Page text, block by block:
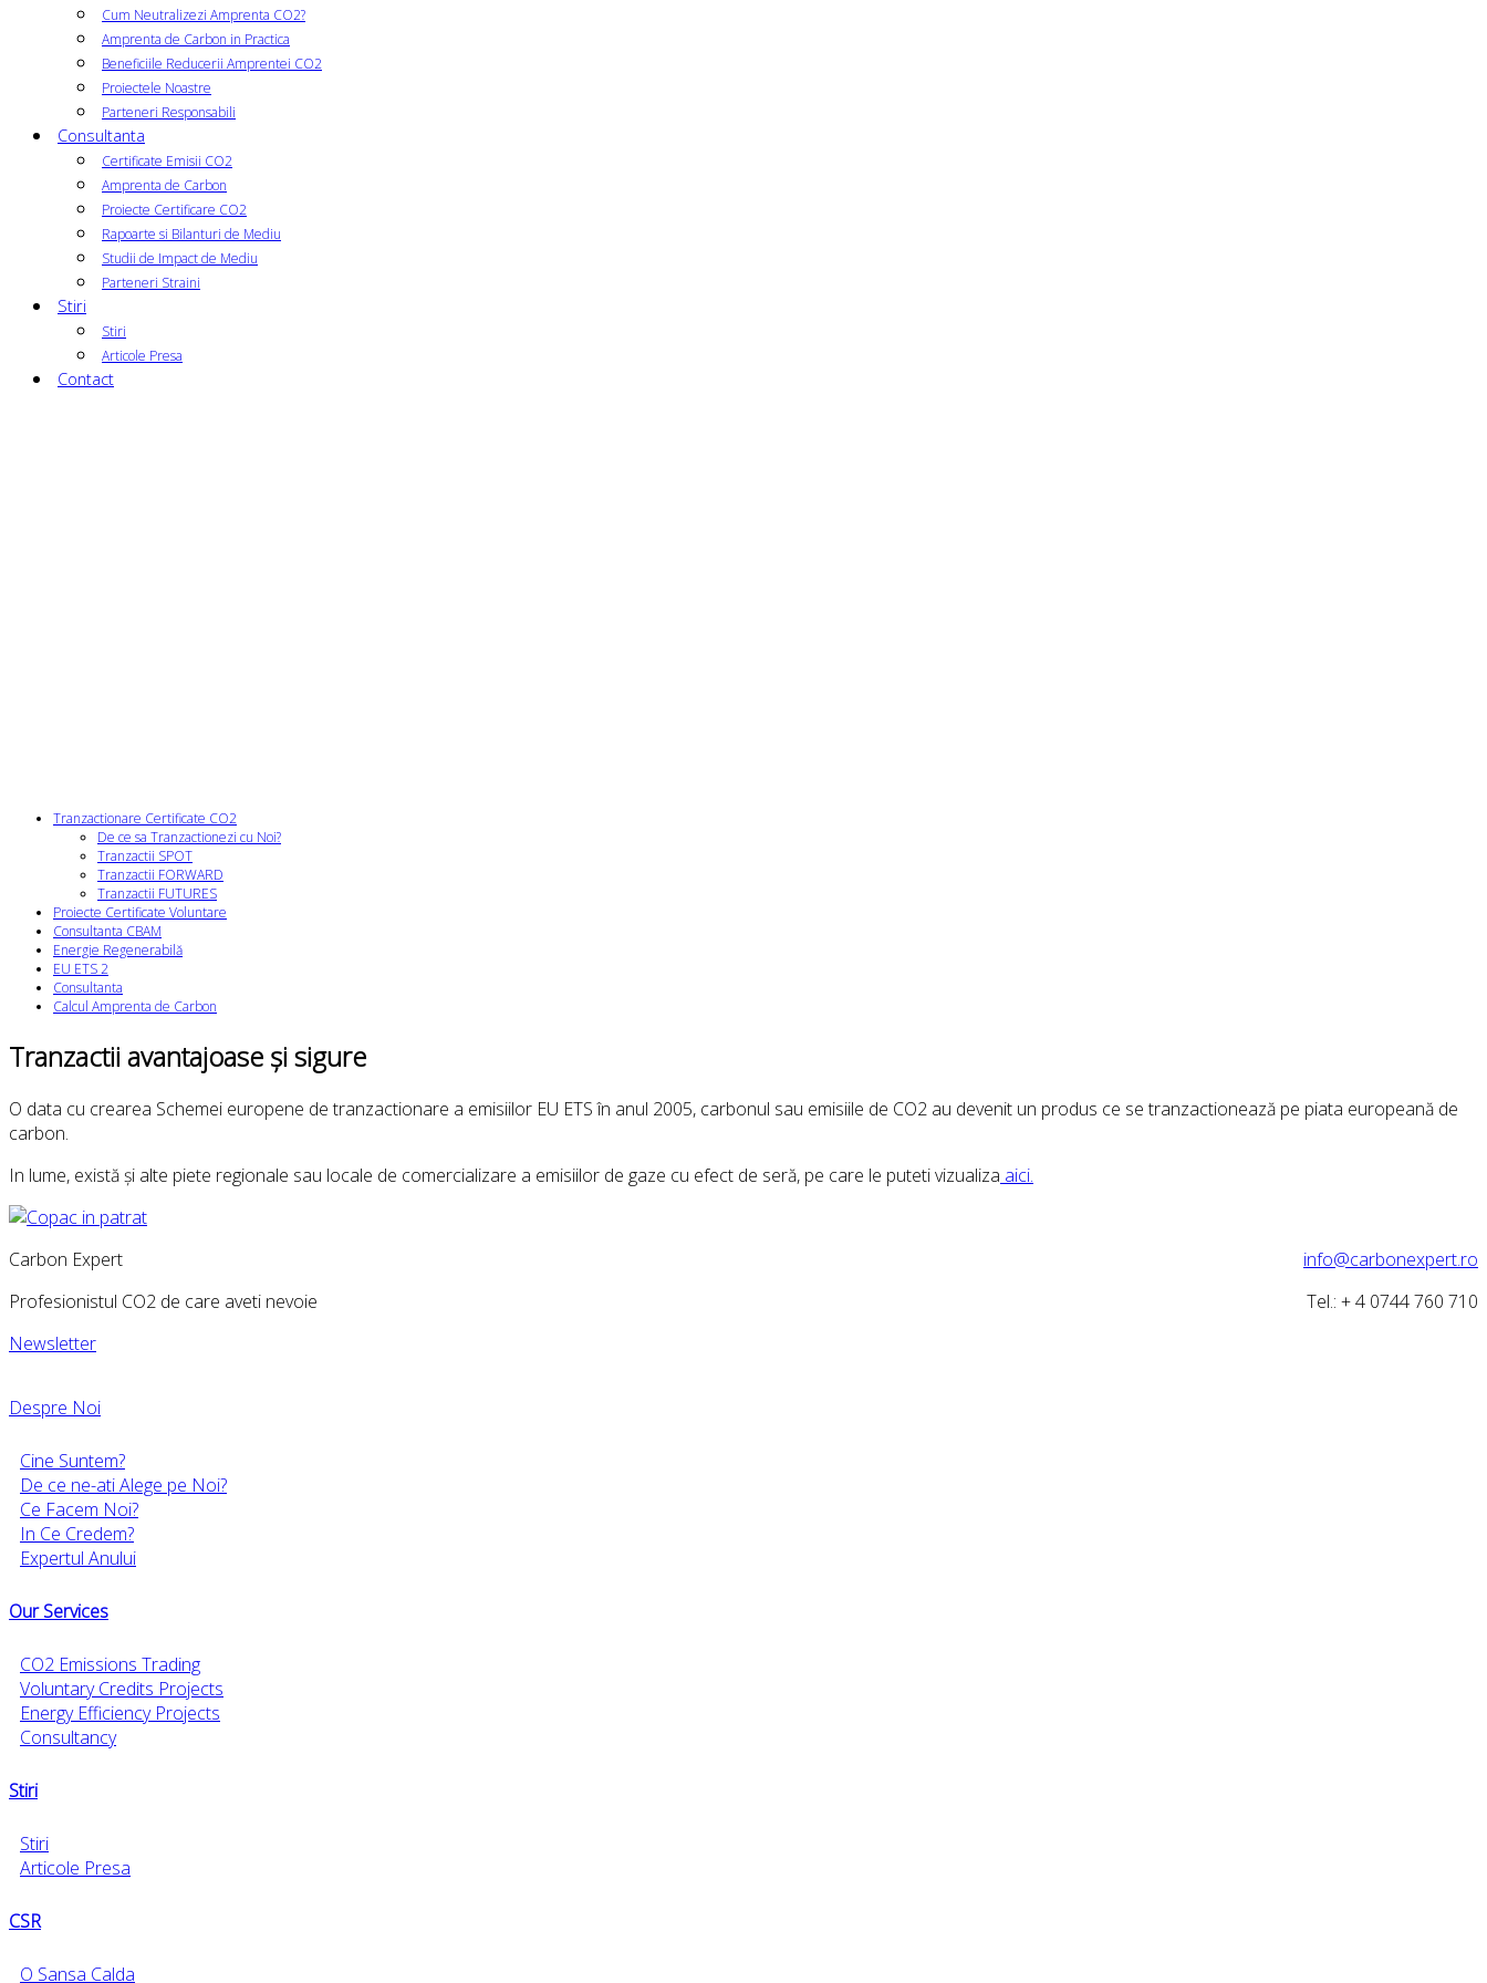
Cum Neutralizezi Amprenta CO2?
Amprenta de Carbon in Practica
Beneficiile Reducerii Amprentei CO2
Proiectele Noastre
Parteneri Responsabili
Consultanta
Certificate Emisii CO2
Amprenta de Carbon
Proiecte Certificare CO2
Rapoarte si Bilanturi de Mediu
Studii de Impact de Mediu
Parteneri Straini
Stiri
Stiri
Articole Presa
Contact
Tranzactionare Certificate CO2
De ce sa Tranzactionezi cu Noi?
Tranzactii SPOT
Tranzactii FORWARD
Tranzactii FUTURES
Proiecte Certificate Voluntare
Consultanta CBAM
Energie Regenerabilă
EU ETS 2
Consultanta
Calcul Amprenta de Carbon
Tranzactii avantajoase și sigure
O data cu crearea Schemei europene de tranzactionare a emisiilor EU ETS în anul 2005, carbonul sau emisiile de CO2 au devenit un produs ce se tranzactionează pe piata europeană de
carbon.
In lume, există și alte piete regionale sau locale de comercializare a emisiilor de gaze cu efect de seră, pe care le puteti vizualiza aici.
Carbon Expert
info@carbonexpert.ro
Profesionistul CO2 de care aveti nevoie
Tel.: + 4 0744 760 710
Newsletter
Despre Noi
Cine Suntem?
De ce ne-ati Alege pe Noi?
Ce Facem Noi?
In Ce Credem?
Expertul Anului
Our Services
CO2 Emissions Trading
Voluntary Credits Projects
Energy Efficiency Projects
Consultancy
Stiri
Stiri
Articole Presa
CSR
O Sansa Calda